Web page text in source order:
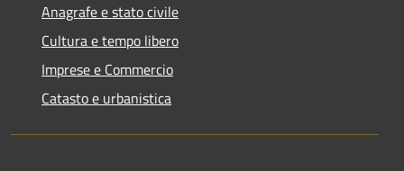
Anagrafe e stato civile
Cultura e tempo libero
Imprese e Commercio
Catasto e urbanistica